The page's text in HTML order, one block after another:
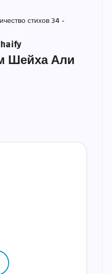
стихов 34 -
Шейха Али